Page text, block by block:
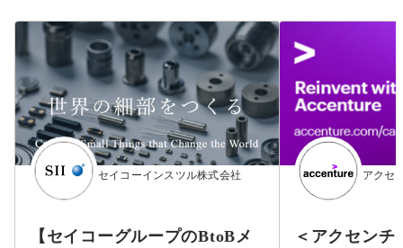
セイコーインスツル株式会社
【セイコーグループのBtoBメ
アクセ
＜アクセンチ